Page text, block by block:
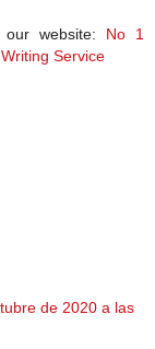
website: No 1
Service
de 2020 a las